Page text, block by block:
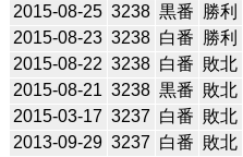
2015-08-25 3238 黒番 勝利
2015-08-23 3238 白番 勝利
2015-08-22 3238 白番 敗北
2015-08-21 3238 黒番 敗北
2015-03-17 3237 白番 敗北
2013-09-29 3237 白番 敗北